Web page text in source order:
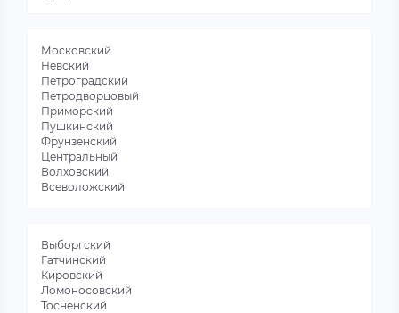
Московский
Невский
Петроградский
Петродворцовый
Приморский
Пушкинский
Фрунзенский
Центральный
Волховский
Всеволожский
Выборгский
Гатчинский
Кировский
Ломоносовский
Тосненский